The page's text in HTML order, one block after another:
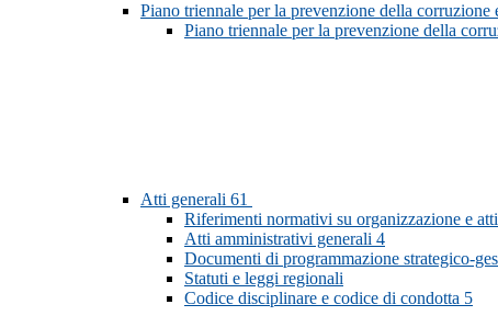
Piano triennale per la prevenzione della corruzione
Piano triennale per la prevenzione della
Atti generali 61
Riferimenti normativi su organizzazione e
Atti amministrativi generali 4
Documenti di programmazione strategico-
Statuti e leggi regionali
Codice disciplinare e codice di condotta 5